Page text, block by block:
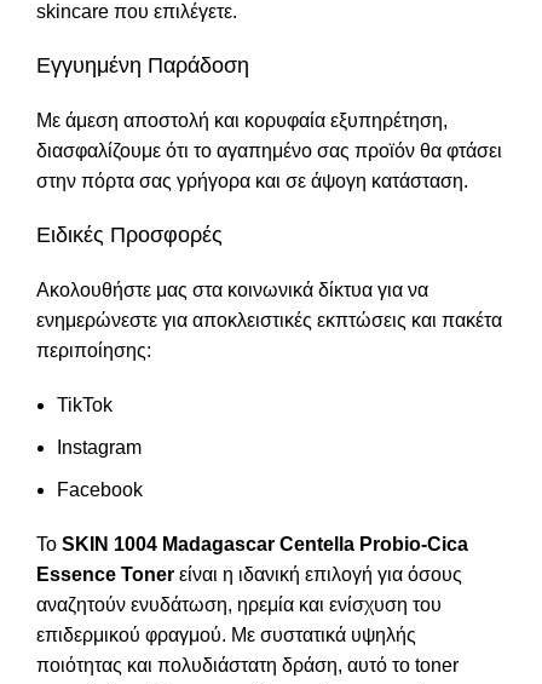
skincare που επιλέγετε.
Εγγυημένη Παράδοση
Με άμεση αποστολή και κορυφαία εξυπηρέτηση,
διασφαλίζουμε ότι το αγαπημένο σας προϊόν θα φτάσει
στην πόρτα σας γρήγορα και σε άψογη κατάσταση.
Ειδικές Προσφορές
Ακολουθήστε μας στα κοινωνικά δίκτυα για να
ενημερώνεστε για αποκλειστικές εκπτώσεις και πακέτα
περιποίησης:
TikTok
Instagram
Facebook
Το SKIN 1004 Madagascar Centella Probio-Cica
Essence Toner είναι η ιδανική επιλογή για όσους
αναζητούν ενυδάτωση, ηρεμία και ενίσχυση του
επιδερμικού φραγμού. Με συστατικά υψηλής
ποιότητας και πολυδιάστατη δράση, αυτό το toner